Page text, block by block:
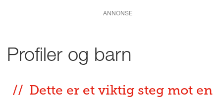
ANNONSE
Profiler og barn
Dette er et viktig steg mot en